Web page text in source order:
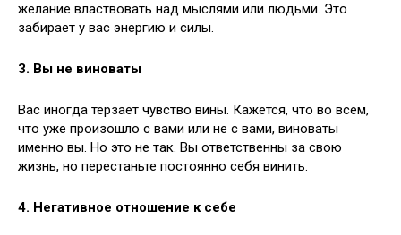
желание властвовать над мыслями или людьми. Это
забирает у вас энергию и силы.
3. Вы не виноваты
Вас иногда терзает чувство вины. Кажется, что во всем,
что уже произошло с вами или не с вами, виноваты
именно вы. Но это не так. Вы ответственны за свою
жизнь, но перестаньте постоянно себя винить.
4. Негативное отношение к себе